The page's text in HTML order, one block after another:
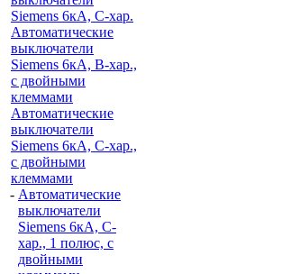
Siemens 6кА, С-хар.
Автоматические
выключатели
Siemens 6кА, B-хар.,
с двойными
клеммами
Автоматические
выключатели
Siemens 6кА, C-хар.,
с двойными
клеммами
- Автоматические
выключатели
Siemens 6кА, C-
хар., 1 полюс, с
двойными